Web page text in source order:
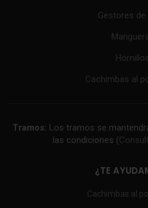
Gestores de
Cachimbas al
Tramos: Los tramos se
las condiciones (
¿TE
Cachimbas al